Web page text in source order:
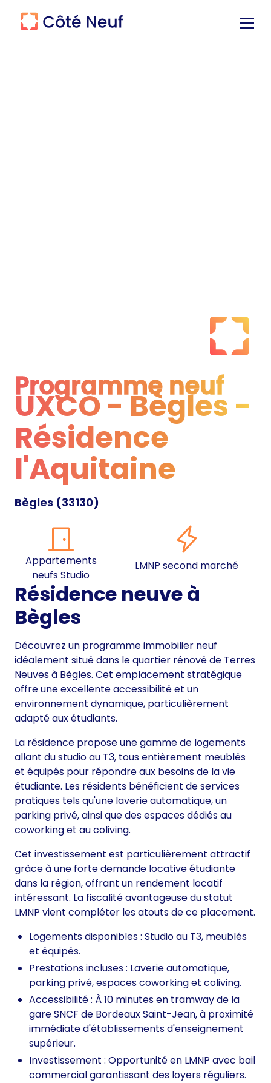
Programme neuf
Programme neuf
UXCO - Bègles -
Résidence
l'Aquitaine
Bègles (33130)
Appartements
neufs Studio
LMNP second marché
Résidence neuve à
Bègles
Découvrez un programme immobilier neuf
idéalement situé dans le quartier rénové de Terres
Neuves à Bègles. Cet emplacement stratégique
offre une excellente accessibilité et un
environnement dynamique, particulièrement
adapté aux étudiants.
La résidence propose une gamme de logements
allant du studio au T3, tous entièrement meublés
et équipés pour répondre aux besoins de la vie
étudiante. Les résidents bénéficient de services
pratiques tels qu'une laverie automatique, un
parking privé, ainsi que des espaces dédiés au
coworking et au coliving.
Cet investissement est particulièrement attractif
grâce à une forte demande locative étudiante
dans la région, offrant un rendement locatif
intéressant. La fiscalité avantageuse du statut
LMNP vient compléter les atouts de ce placement.
Logements disponibles : Studio au T3, meublés
et équipés.
Prestations incluses : Laverie automatique,
parking privé, espaces coworking et coliving.
Accessibilité : À 10 minutes en tramway de la
gare SNCF de Bordeaux Saint-Jean, à proximité
immédiate d'établissements d'enseignement
supérieur.
Investissement : Opportunité en LMNP avec bail
commercial garantissant des loyers réguliers.